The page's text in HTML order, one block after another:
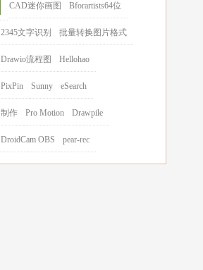
CAD迷你画图 Bforartists64位
2345文字识别 批量转换图片格式
Drawio流程图 Hellohao
PixPin Sunny eSearch
制作 Pro Motion Drawpile
DroidCam OBS pear-rec